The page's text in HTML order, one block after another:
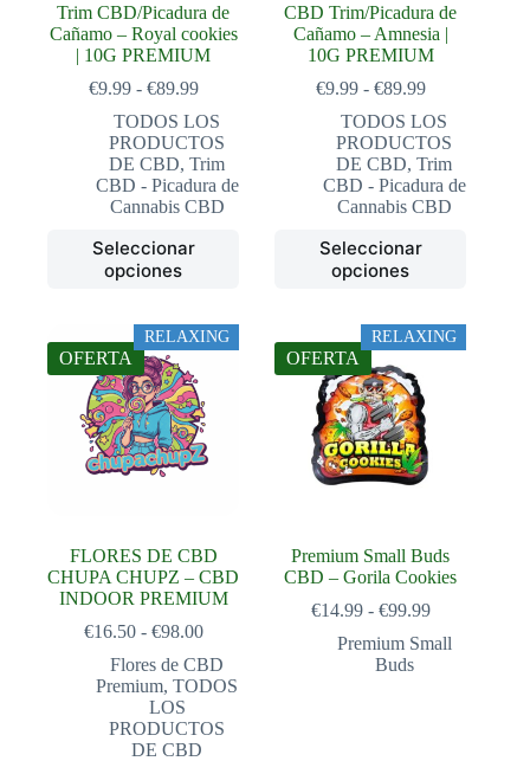
Trim CBD/Picadura de
Cañamo – Royal cookies
| 10G PREMIUM
€9.99 - €89.99Rango
precios:
desde
€9.99
hasta
€89.99
TODOS LOS
PRODUCTOS
DE CBD,Trim
CBD - Picadura de
Cannabis CBD
Seleccionar
opciones
Este
producto
tiene
variantes.
Las
opciones
se
pueden
elegir
en
la
CBD Trim/Picadura de
Cañamo – Amnesia |
10G PREMIUM
€9.99 - €89.99Rango
precios:
desde
€9.99
hasta
€89.99
TODOS LOS
PRODUCTOS
DE CBD,Trim
CBD - Picadura de
Cannabis CBD
Seleccionar
opciones
Este
producto
tiene
variantes.
Las
opciones
se
pueden
elegir
en
la
RELAXING
OFERTA
FLORES DE CBD
CHUPA CHUPZ – CBD
INDOOR PREMIUM
€16.50 - €98.00Rango
precios:
desde
hasta
Flores de CBD
Premium,TODOS
LOS
PRODUCTOS
DE CBD
RELAXING
OFERTA
Premium Small Buds
CBD – Gorila Cookies
€14.99 - €99.99Rango
precios:
Premium Small
Buds